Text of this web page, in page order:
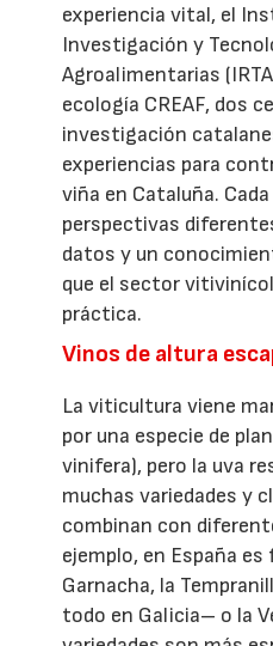
experiencia vital, el
Investigación y
Agroalimentarias
ecología CREAF, dos
investigación
experiencias para
viña en Cataluña.
perspectivas
datos y un
que el sector
práctica.
Vinos de altura
La viticultura viene
por una especie de
vinifera), pero la uva
muchas variedades y
combinan con
ejemplo, en España
Garnacha, la
todo en Galicia– o la